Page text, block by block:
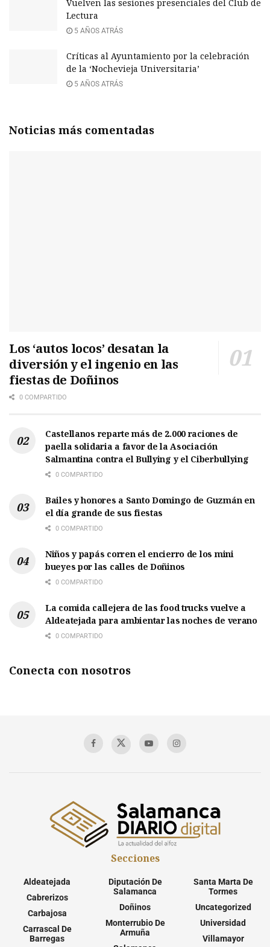
Vuelven las sesiones presenciales del Club de
Lectura
5 AÑOS ATRÁS
Críticas al Ayuntamiento por la celebración
de la ‘Nochevieja Universitaria’
5 AÑOS ATRÁS
Noticias más comentadas
Los ‘autos locos’ desatan la
diversión y el ingenio en las
fiestas de Doñinos
0 COMPARTIDO
Castellanos reparte más de 2.000 raciones de
paella solidaria a favor de la Asociación
Salmantina contra el Bullying y el Ciberbullying
0 COMPARTIDO
Bailes y honores a Santo Domingo de Guzmán en
el día grande de sus fiestas
0 COMPARTIDO
Niños y papás corren el encierro de los mini
bueyes por las calles de Doñinos
0 COMPARTIDO
La comida callejera de las food trucks vuelve a
Aldeatejada para ambientar las noches de verano
0 COMPARTIDO
Conecta con nosotros
Secciones
Aldeatejada
Cabrerizos
Carbajosa
Carrascal De
Barregas
Diputación De
Salamanca
Doñinos
Monterrubio De
Armuña
Santa Marta De
Tormes
Uncategorized
Universidad
Villamayor